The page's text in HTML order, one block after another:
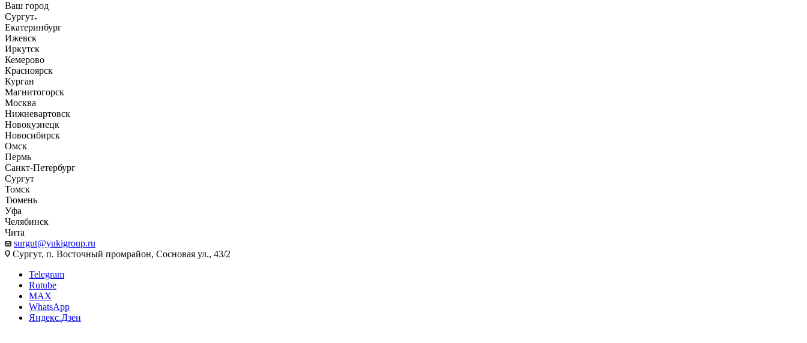
Ваш город
Сургут
Екатеринбург
Ижевск
Иркутск
Кемерово
Красноярск
Курган
Магнитогорск
Москва
Нижневартовск
Новокузнецк
Новосибирск
Омск
Пермь
Санкт-Петербург
Сургут
Томск
Тюмень
Уфа
Челябинск
Чита
surgut@yukigroup.ru
Сургут, п. Восточный промрайон, Сосновая ул., 43/2
Telegram
Rutube
MAX
WhatsApp
Яндекс.Дзен